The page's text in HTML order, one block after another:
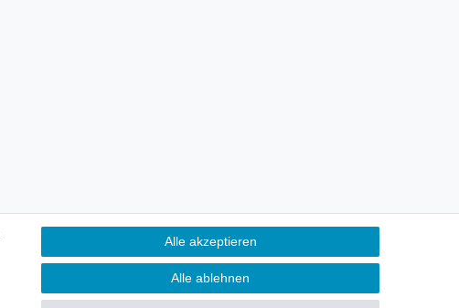
Alle akzeptieren
Alle ablehnen